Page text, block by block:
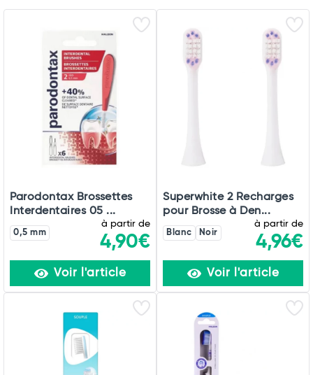
Parodontax Brossettes
Interdentaires 05 ...
0,5 mm
à partir de
4,90€
Voir l'article
Superwhite 2 Recharges
pour Brosse à Den...
Blanc Noir
à partir de
4,96€
Voir l'article